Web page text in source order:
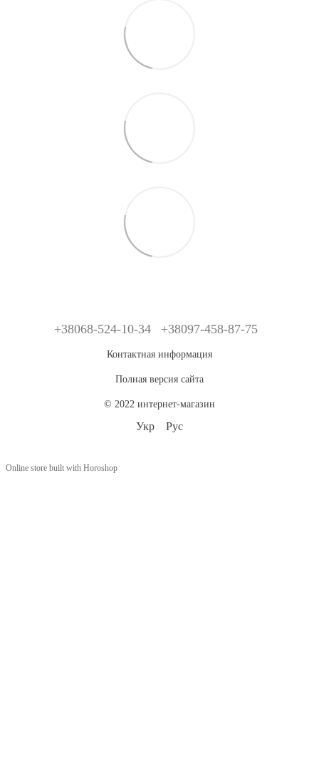
+38068-524-10-34 +38097-458-87-75
Контактная информация
Полная версия сайта
© 2022 интернет-магазин
Укр Рус
Online store built with Horoshop